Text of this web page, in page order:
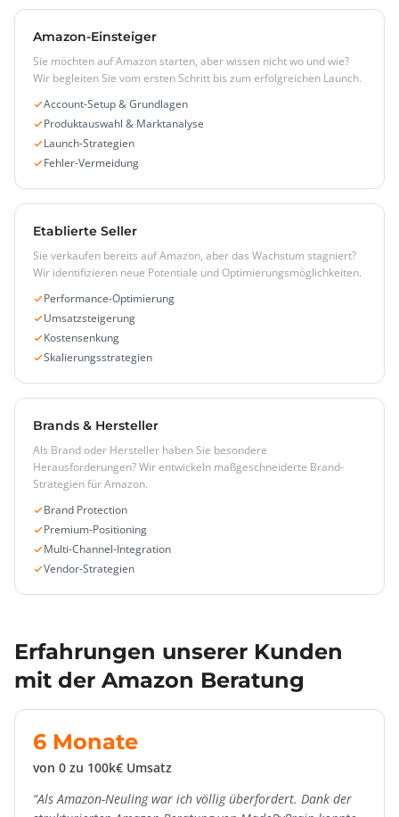
Amazon-Einsteiger
Sie möchten auf Amazon starten, aber wissen nicht wo und wie?
Wir begleiten Sie vom ersten Schritt bis zum erfolgreichen Launch.
Account-Setup & Grundlagen
Produktauswahl & Marktanalyse
Launch-Strategien
Fehler-Vermeidung
Etablierte Seller
Sie verkaufen bereits auf Amazon, aber das Wachstum stagniert?
Wir identifizieren neue Potentiale und Optimierungsmöglichkeiten.
Performance-Optimierung
Umsatzsteigerung
Kostensenkung
Skalierungsstrategien
Brands & Hersteller
Als Brand oder Hersteller haben Sie besondere
Herausforderungen? Wir entwickeln maßgeschneiderte Brand-
Strategien für Amazon.
Brand Protection
Premium-Positioning
Multi-Channel-Integration
Vendor-Strategien
Erfahrungen unserer Kunden
mit der Amazon Beratung
6 Monate
von 0 zu 100k€ Umsatz
“Als Amazon-Neuling war ich völlig überfordert. Dank der